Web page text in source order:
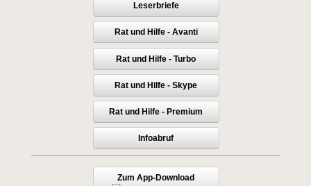
Leserbriefe
Rat und Hilfe - Avanti
Rat und Hilfe - Turbo
Rat und Hilfe - Skype
Rat und Hilfe - Premium
Infoabruf
Zum App-Download